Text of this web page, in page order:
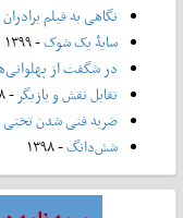
نگاهی به فیلم برادران
سایۀ یک شوک- ۱۳۹۹
در شگفت از
تقابل نقش و بازیگر- ۱۳۹۸
ضربه فنی شدن تختی
شش‌دانگ- ۱۳۹۸